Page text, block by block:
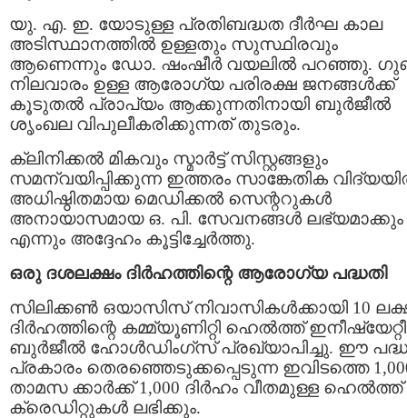
യു. എ. ഇ. യോടുള്ള പ്രതിബദ്ധത ദീർഘ കാല
അടിസ്ഥാനത്തിൽ ഉള്ളതും സുസ്ഥിരവും
ആണെന്നും ഡോ. ഷംഷീർ വയലിൽ പറഞ്ഞു.
നിലവാരം ഉള്ള ആരോഗ്യ പരിരക്ഷ ജനങ്ങൾക്ക്
കൂടുതൽ പ്രാപ്യം ആക്കുന്നതിനായി ബുർജീൽ
ശൃംഖല വിപുലീകരിക്കുന്നത് തുടരും.
ക്ലിനിക്കൽ മികവും സ്മാർട്ട് സിസ്റ്റങ്ങളും
സമന്വയിപ്പിക്കുന്ന ഇത്തരം സാങ്കേതിക
അധിഷ്ഠിതമായ മെഡിക്കൽ സെന്ററുകൾ
അനായാസമായ ഒ. പി. സേവനങ്ങൾ ലഭ്യമാക്കും
എന്നും അദ്ദേഹം കൂട്ടിച്ചേർത്തു.
ഒരു ദശലക്ഷം ദിർഹത്തിന്റെ ആരോഗ്യ പദ്ധതി
സിലിക്കൺ ഒയാസിസ് നിവാസികൾക്കായി 10
ദിർഹത്തിന്റെ കമ്മ്യൂണിറ്റി ഹെൽത്ത്
ബുർജീൽ ഹോൾഡിംഗ്‌സ് പ്രഖ്യാപിച്ചു. ഈ
പ്രകാരം തെരഞ്ഞെടുക്കപ്പെടുന്ന ഇവിടത്തെ
താമസ ക്കാർക്ക് 1,000 ദിർഹം വീതമുള്ള ഹെൽത്ത്
ക്രെഡിറ്റുകൾ ലഭിക്കും.